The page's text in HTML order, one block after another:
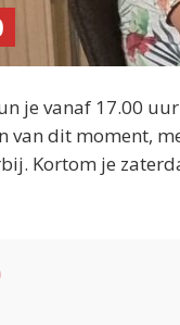
je vanaf 17.00
van dit moment,
Kortom je